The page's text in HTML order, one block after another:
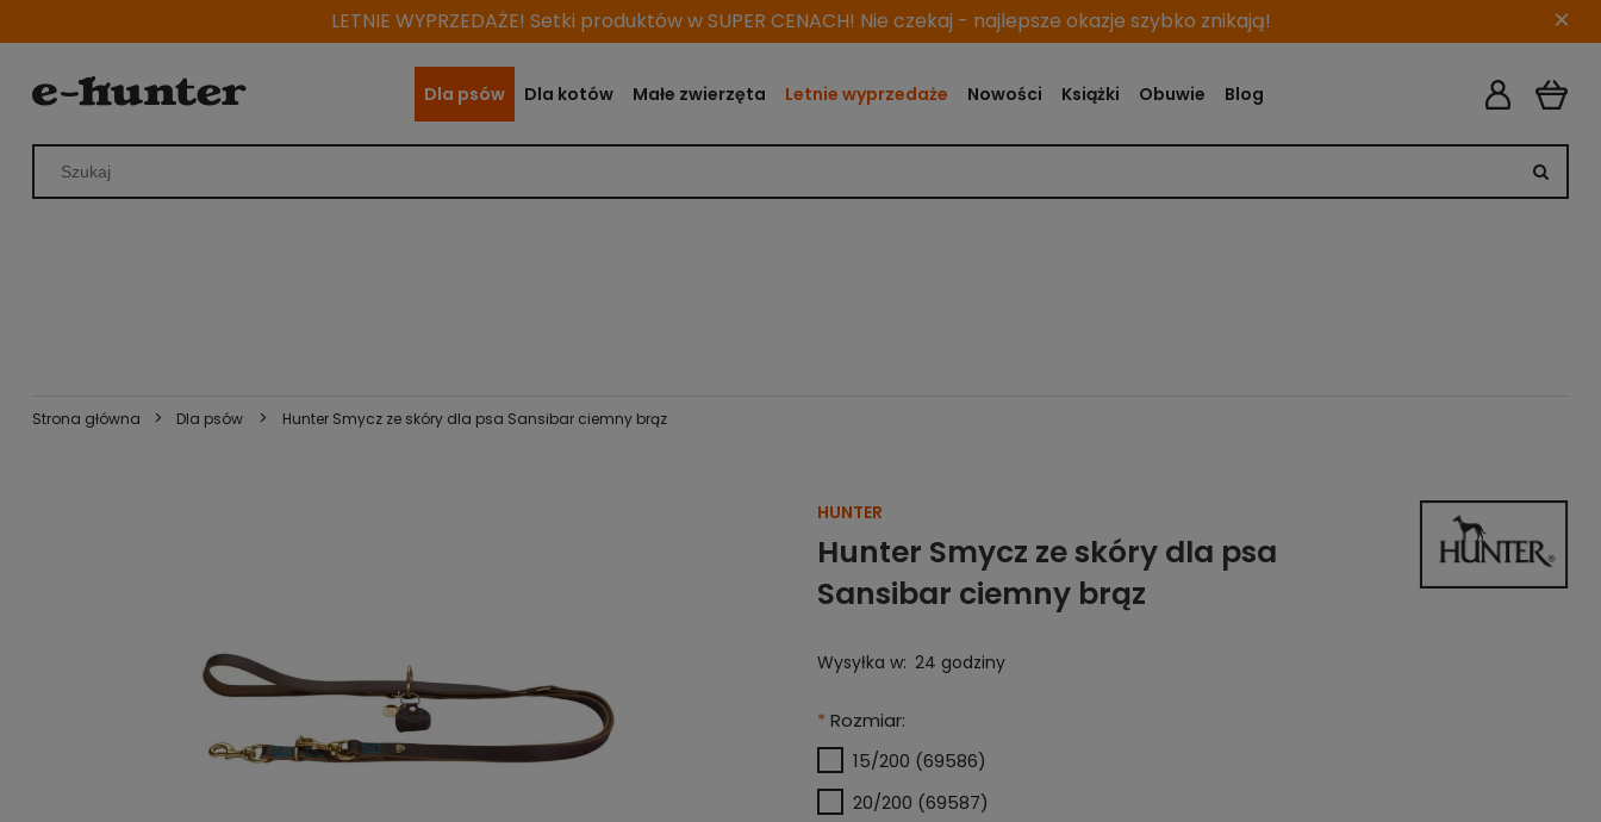
LETNIE WYPRZEDAŻE! Setki produktów w SUPER CENACH! Nie czekaj - najlepsze okazje szybko znikają! ×
Dla psów Dla kotów Małe zwierzęta Letnie wyprzedaże Nowości Książki Obuwie Blog
Strona główna > Dla psów > Hunter Smycz ze skóry dla psa Sansibar ciemny brąz
HUNTER
Hunter Smycz ze skóry dla psa
Sansibar ciemny brąz
Wysyłka w: 24 godziny
* Rozmiar:
15/200 (69586)
20/200 (69587)